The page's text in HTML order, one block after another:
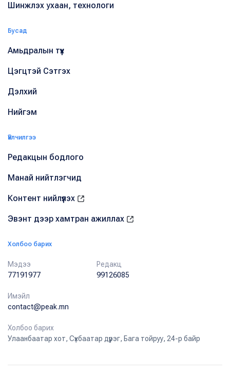
Шинжлэх ухаан, технологи
Бусад
Амьдралын түүх
Цэгцтэй Сэтгэх
Дэлхий
Нийгэм
Үйлчилгээ
Редакцын бодлого
Манай нийтлэгчид
Контент нийлүүлэх
Эвэнт дээр хамтран ажиллах
Холбоо барих
Мэдээ
77191977
Редакц
99126085
Имэйл
contact@peak.mn
Холбоо барих
Улаанбаатар хот, Сүхбаатар дүүрэг, Бага тойруу, 24-р байр